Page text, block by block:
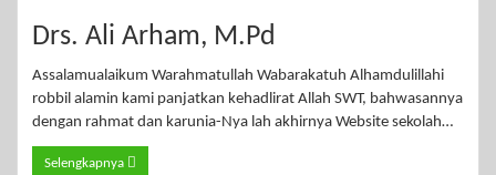
Drs. Ali Arham, M.Pd
Assalamualaikum Warahmatullah Wabarakatuh Alhamdulillahi
robbil alamin kami panjatkan kehadlirat Allah SWT, bahwasannya
dengan rahmat dan karunia-Nya lah akhirnya Website sekolah…
Selengkapnya